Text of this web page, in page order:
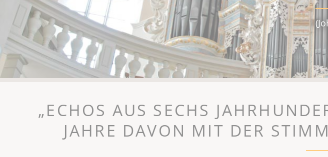
„ECHOS AUS SECHS
JAHRE DAVON MIT DER